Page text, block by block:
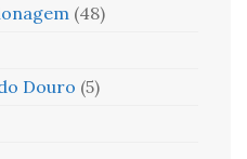
(48)
Douro (5)